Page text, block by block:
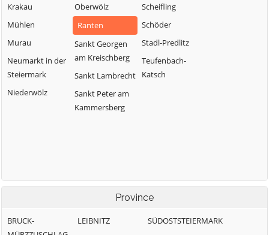
Krakau
Mühlen
Murau
Neumarkt in der
Steiermark
Niederwölz
Oberwölz
Ranten
Sankt Georgen
am Kreischberg
Sankt Lambrecht
Sankt Peter am
Kammersberg
Scheifling
Schöder
Stadl-Predlitz
Teufenbach-
Katsch
Province
BRUCK-
LEIBNITZ
SÜDOSTSTEIERMARK